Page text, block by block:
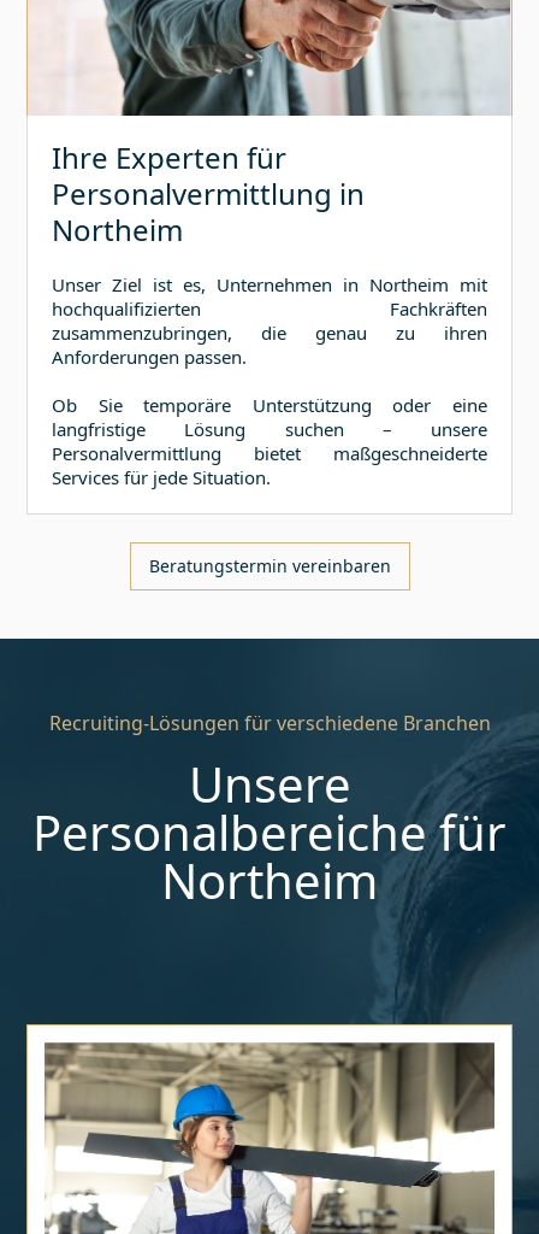
Ihre Experten für
Personalvermittlung in
Northeim
Unser Ziel ist es, Unternehmen in Northeim mit
hochqualifizierten Fachkräften
zusammenzubringen, die genau zu ihren
Anforderungen passen.
Ob Sie temporäre Unterstützung oder eine
langfristige Lösung suchen – unsere
Personalvermittlung bietet maßgeschneiderte
Services für jede Situation.
Beratungstermin vereinbaren
Recruiting-Lösungen für verschiedene Branchen
Unsere
Personalbereiche für
Northeim